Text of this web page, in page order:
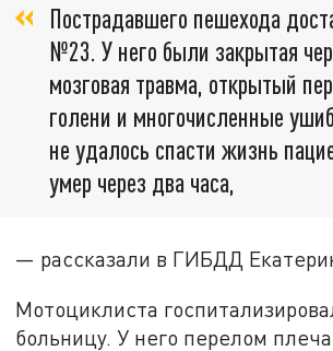
Пострадавшего пешехода
№23. У него были закрытая
мозговая травма, открытый
голени и многочисленные
не удалось спасти жизнь
умер через два часа,
— рассказали в ГИБДД
Мотоциклиста
больницу. У него перелом